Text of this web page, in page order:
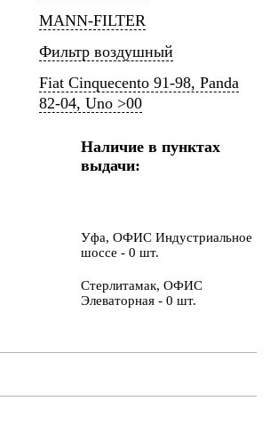
MANN-FILTER
Фильтр воздушный
Fiat Cinquecento 91-98, Panda
82-04, Uno >00
Наличие в пунктах
выдачи:
Уфа, ОФИС Индустриальное
шоссе - 0 шт.
Стерлитамак, ОФИС
Элеваторная - 0 шт.